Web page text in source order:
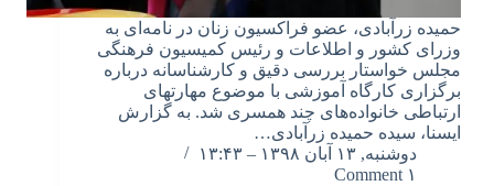
حمیده زرآبادی، عضو فراکسیون زنان در نامه‌ای به
وزرای کشور و اطلاعات و رئیس کمیسیون فرهنگی
مجلس خواستار بررسی دقیق و کارشناسانه درباره‌
برگزاری کارگاه آموزشی با موضوع مهارتهای
ارتباطی خانواده‌های چند همسری شد. به گزارش
ایسنا، سیده حمیده زرآبادی…
دوشنبه, ۱۳ آبان ۱۳۹۸ – ۱۳:۴۳
۱ Comment